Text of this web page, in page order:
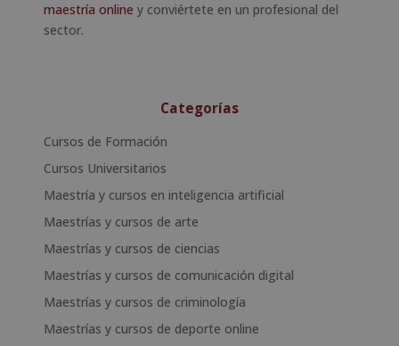
maestría online y conviértete en un profesional del
sector.
Categorías
Cursos de Formación
Cursos Universitarios
Maestría y cursos en inteligencia artificial
Maestrías y cursos de arte
Maestrías y cursos de ciencias
Maestrías y cursos de comunicación digital
Maestrías y cursos de criminología
Maestrías y cursos de deporte online